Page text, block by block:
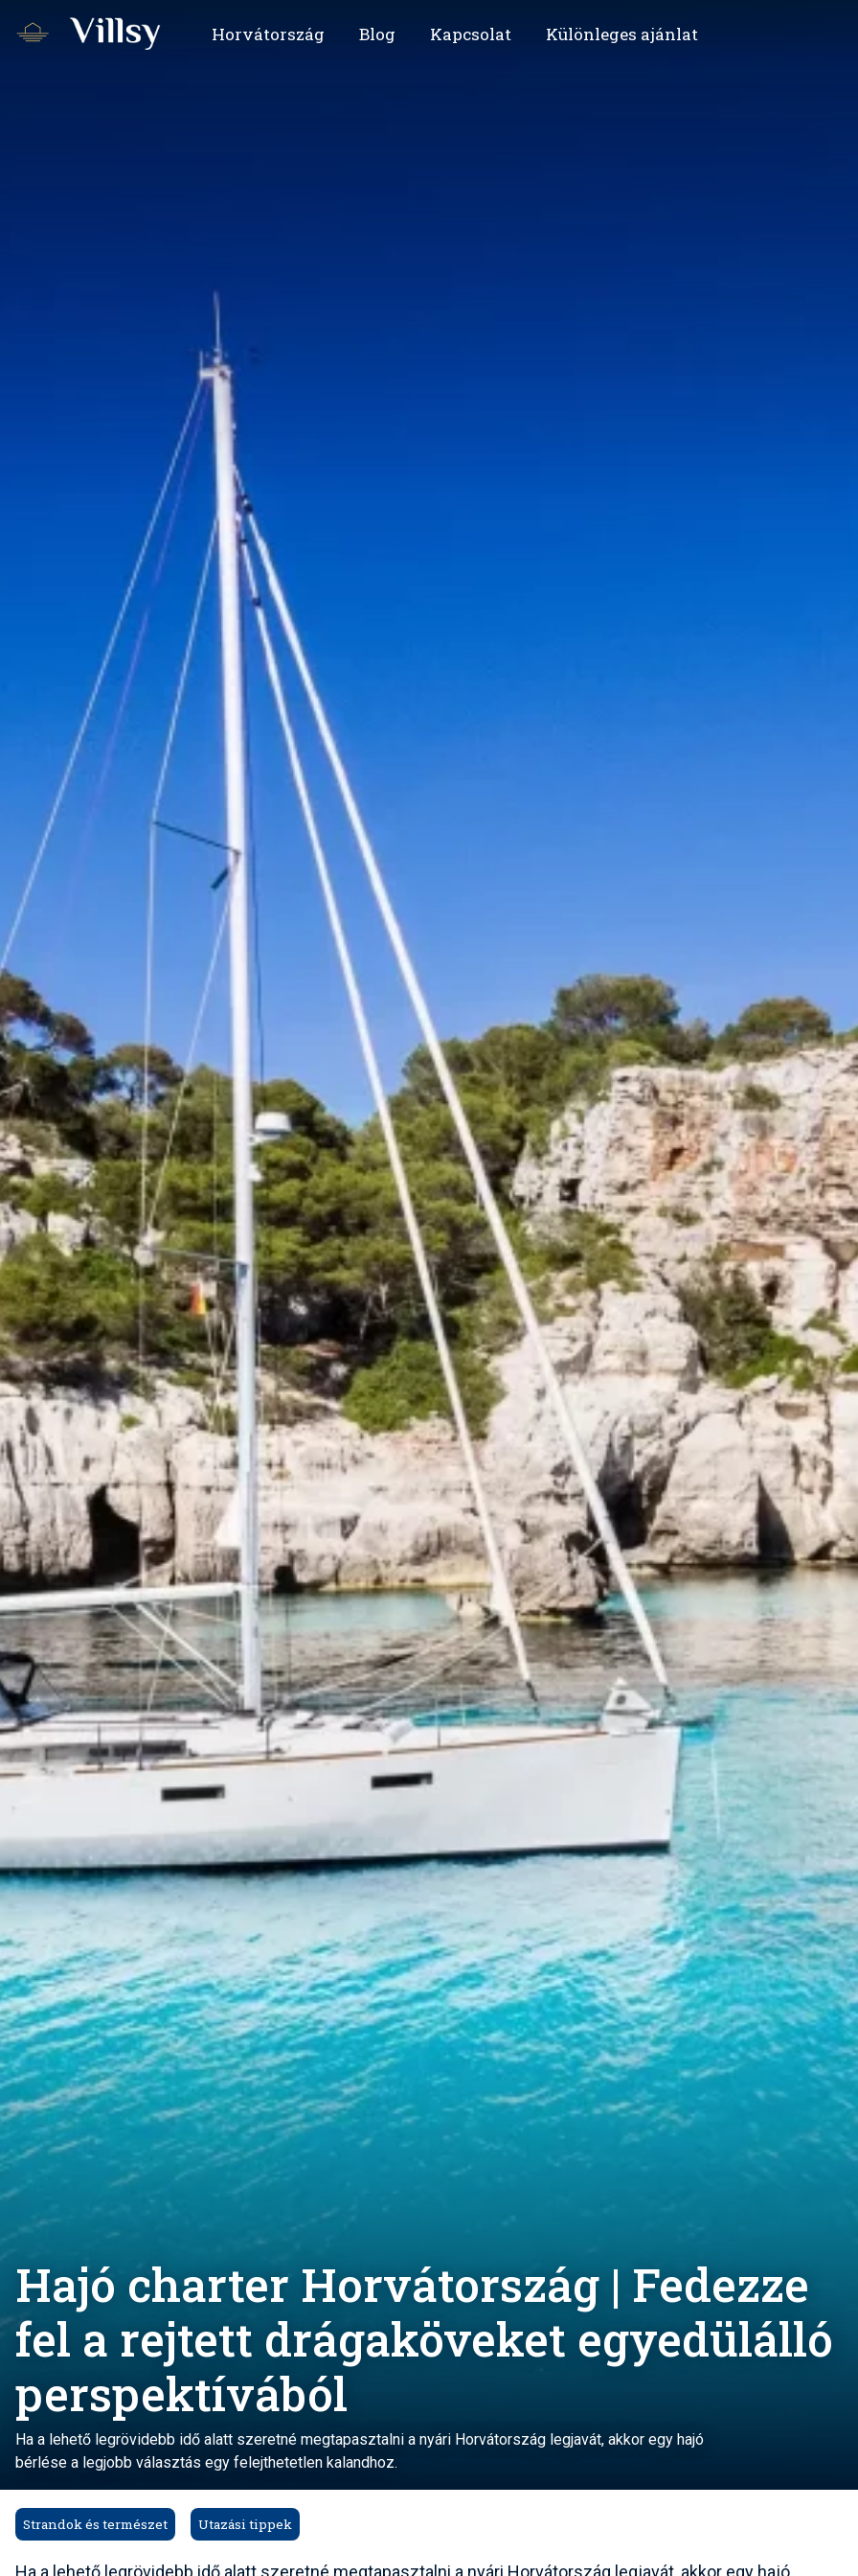
Horvátország Blog Kapcsolat Különleges ajánlat
Hajó charter Horvátország | Fedezze
fel a rejtett drágaköveket egyedülálló
perspektívából
Ha a lehető legrövidebb idő alatt szeretné megtapasztalni a nyári Horvátország legjavát, akkor egy hajó
bérlése a legjobb választás egy felejthetetlen kalandhoz.
Strandok és természet Utazási tippek
Ha a lehető legrövidebb idő alatt szeretné megtapasztalni a nyári Horvátország legjavát, akkor egy hajó